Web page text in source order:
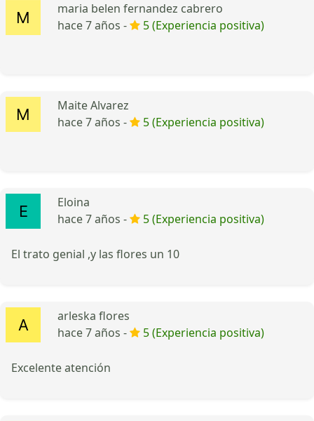
maria belen fernandez cabrero
hace 7 años -
5 (Experiencia positiva)
Maite Alvarez
hace 7 años -
5 (Experiencia positiva)
Eloina
hace 7 años -
5 (Experiencia positiva)
El trato genial ,y las flores un 10
arleska flores
hace 7 años -
5 (Experiencia positiva)
Excelente atención